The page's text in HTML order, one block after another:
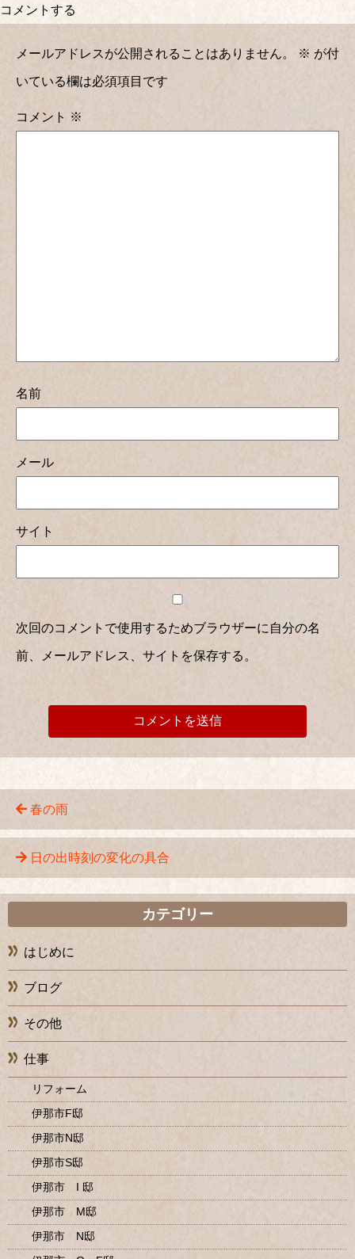
コメントする
メールアドレスが公開されることはありません。 ※ が付
いている欄は必須項目です
コメント ※
名前
メール
サイト
次回のコメントで使用するためブラウザーに自分の名
前、メールアドレス、サイトを保存する。
春の雨
日の出時刻の変化の具合
カテゴリー
はじめに
ブログ
その他
仕事
リフォーム
伊那市F邸
伊那市N邸
伊那市S邸
伊那市 I 邸
伊那市 M邸
伊那市 N邸